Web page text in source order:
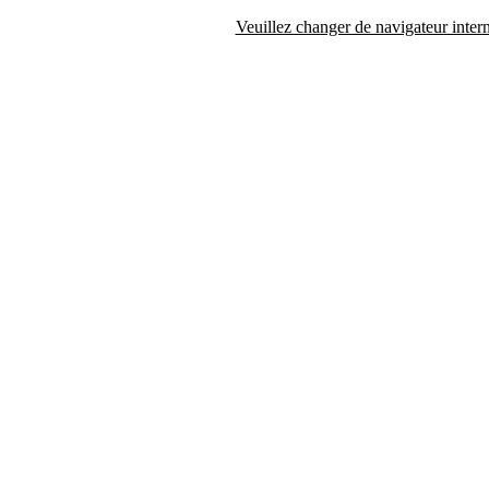
Veuillez changer de navigateur